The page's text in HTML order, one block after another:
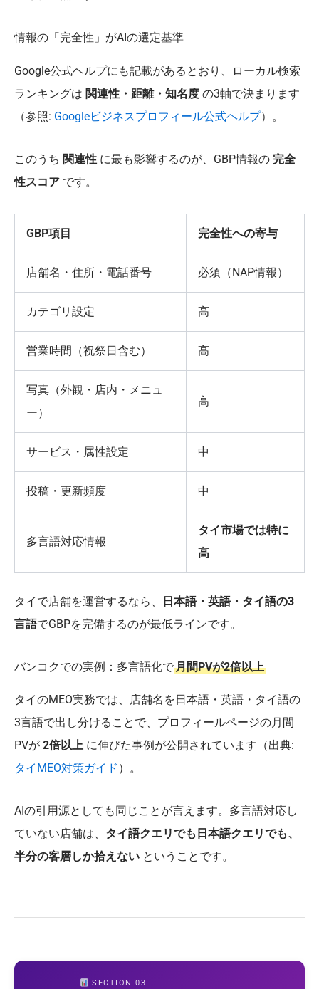
情報の「完全性」がAIの選定基準
Google公式ヘルプにも記載があるとおり、ローカル検索
ランキングは 関連性・距離・知名度 の3軸で決まります
（参照: Googleビジネスプロフィール公式ヘルプ）。
このうち 関連性 に最も影響するのが、GBP情報の 完全
性スコア です。
GBP項目 完全性への寄与
店舗名・住所・電話番号 必須（NAP情報）
カテゴリ設定 高
営業時間（祝祭日含む） 高
写真（外観・店内・メニュ
ー）
高
サービス・属性設定 中
投稿・更新頻度 中
多言語対応情報
タイ市場では特に
高
タイで店舗を運営するなら、
日本語・英語・タイ語の3
言語でGBPを完備するのが最低ラインです。
バンコクでの実例：多言語化で月間PVが2倍以上
タイのMEO実務では、店舗名を日本語・英語・タイ語の
3言語で出し分けることで、プロフィールページの月間
PVが 2倍以上 に伸びた事例が公開されています（出典:
タイMEO対策ガイド ）。
AIの引用源としても同じことが言えます。多言語対応し
ていない店舗は、 タイ語クエリでも日本語クエリでも、
半分の客層しか拾えない ということです。
SECTION 03